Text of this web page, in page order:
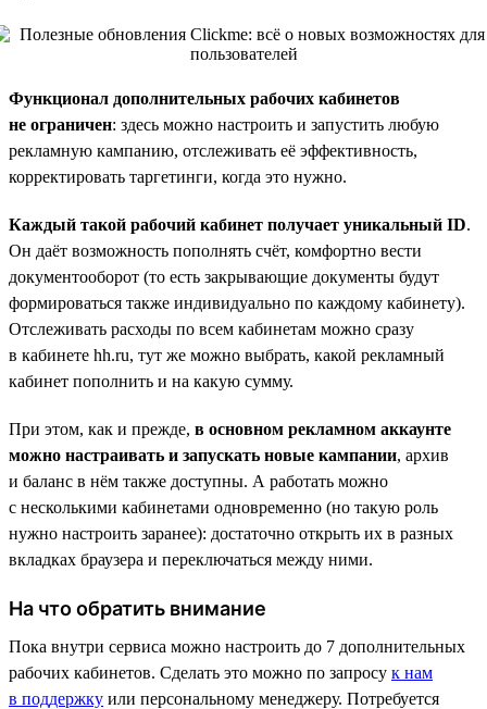
Функционал дополнительных рабочих кабинетов
не ограничен: здесь можно настроить и запустить любую
рекламную кампанию, отслеживать её эффективность,
корректировать таргетинги, когда это нужно.
Каждый такой рабочий кабинет получает уникальный ID.
Он даёт возможность пополнять счёт, комфортно вести
документооборот (то есть закрывающие документы будут
формироваться также индивидуально по каждому кабинету).
Отслеживать расходы по всем кабинетам можно сразу
в кабинете hh.ru, тут же можно выбрать, какой рекламный
кабинет пополнить и на какую сумму.
При этом, как и прежде, в основном рекламном аккаунте
можно настраивать и запускать новые кампании, архив
и баланс в нём также доступны. А работать можно
с несколькими кабинетами одновременно (но такую роль
нужно настроить заранее): достаточно открыть их в разных
вкладках браузера и переключаться между ними.
На что обратить внимание
Пока внутри сервиса можно настроить до 7 дополнительных
рабочих кабинетов. Сделать это можно по запросу к нам
в поддержку или персональному менеджеру. Потребуется